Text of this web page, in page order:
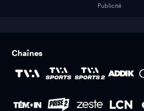
Publicité
Chaînes